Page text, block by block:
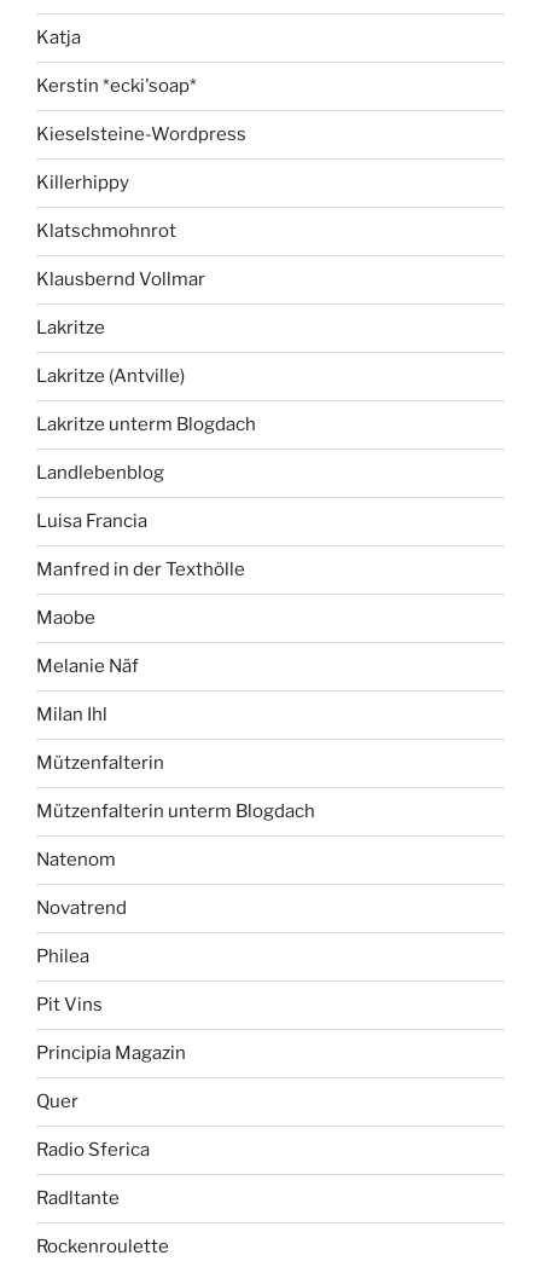
Katja
Kerstin *ecki'soap*
Kieselsteine-Wordpress
Killerhippy
Klatschmohnrot
Klausbernd Vollmar
Lakritze
Lakritze (Antville)
Lakritze unterm Blogdach
Landlebenblog
Luisa Francia
Manfred in der Texthölle
Maobe
Melanie Näf
Milan Ihl
Mützenfalterin
Mützenfalterin unterm Blogdach
Natenom
Novatrend
Philea
Pit Vins
Principia Magazin
Quer
Radio Sferica
Radltante
Rockenroulette